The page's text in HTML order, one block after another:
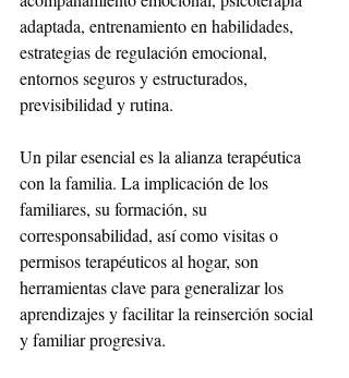
adaptada, entrenamiento en habilidades,
estrategias de regulación emocional,
entornos seguros y estructurados,
previsibilidad y rutina.
Un pilar esencial es la alianza terapéutica
con la familia. La implicación de los
familiares, su formación, su
corresponsabilidad, así como visitas o
permisos terapéuticos al hogar, son
herramientas clave para generalizar los
aprendizajes y facilitar la reinserción social
y familiar progresiva.